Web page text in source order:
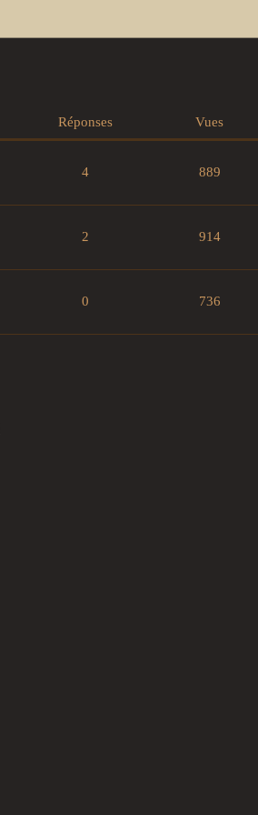
Réponses Vues
4 889
2 914
0 736